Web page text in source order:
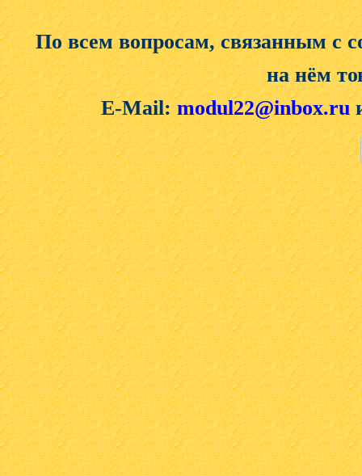
По всем вопросам, связанным с
на нём
E-Mail:modul22@inbox.ru